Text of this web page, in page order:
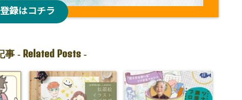
登録はコチラ
事 - Related Posts-